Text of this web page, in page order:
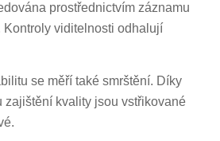
prostřednictvím záznamu
Kontroly viditelnosti odhalují
se měří také smrštění. Díky
zajištění kvality jsou vstřikované